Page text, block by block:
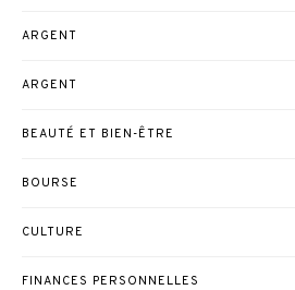
ARGENT
ARGENT
BEAUTÉ ET BIEN-ÊTRE
BOURSE
CULTURE
FINANCES PERSONNELLES